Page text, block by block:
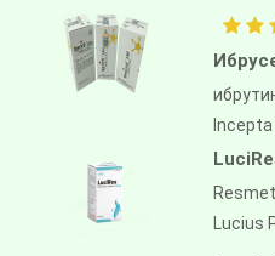
Lucius